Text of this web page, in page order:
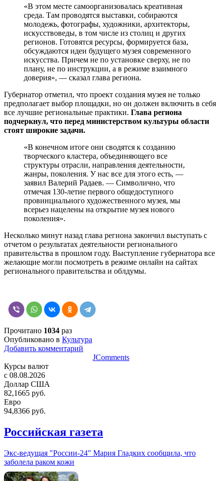
«В этом месте самоорганизовалась креативная
среда. Там проводятся выставки, собираются
молодежь, фотографы, художники, архитекторы,
искусствоведы, в том числе из столиц и других
регионов. Готовятся ресурсы, формируется база,
обсуждаются идеи будущего музея современного
искусства. Причем не по установке сверху, не по
плану, не по инструкции, а в режиме взаимного
доверия», — сказал глава региона.
Губернатор отметил, что проект создания музея не только
предполагает выбор площадки, но он должен включить в себя
все лучшие региональные практики. Глава региона
подчеркнул, что перед министерством культуры области
стоят широкие задачи.
«В конечном итоге они сводятся к созданию
творческого кластера, объединяющего все
структуры отрасли, направления деятельности,
жанры, поколения. У нас все для этого есть, —
заявил Валерий Радаев. — Символично, что
отмечая 130-летие первого общедоступного
провинциального художественного музея, мы
всерьез нацелены на открытие музея нового
поколения».
Несколько минут назад глава региона закончил выступать с
отчетом о результатах деятельности регионального
правительства в прошлом году. Выступление губернатора все
желающие могли посмотреть в режиме онлайн на сайтах
регионального правительства и облдумы.
Прочитано 1034 раз
Опубликовано в Культура
Добавить комментарий
JComments
Курсы валют
c 08.08.2026
Доллар США
82,1665 руб.
Евро
94,8366 руб.
Российская газета
Экс-ведущая "России-24" Мария Гладких сообщила, что
заболела раком кожи